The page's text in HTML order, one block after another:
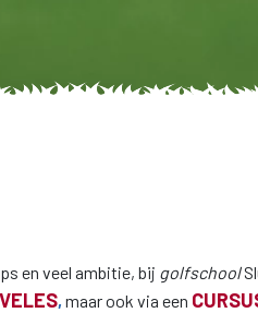
en veel ambitie, bij golfschool
, maar ook via een